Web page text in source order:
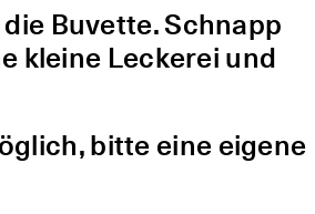
Buvette. Schnapp
kleine Leckerei und
bitte eine eigene